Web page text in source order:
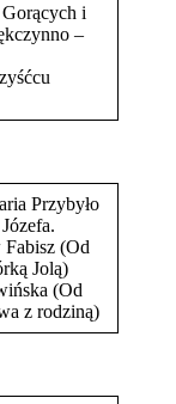
i
–
Przybyło
Fabisz (Od
Jolą)
(Od
z rodziną)